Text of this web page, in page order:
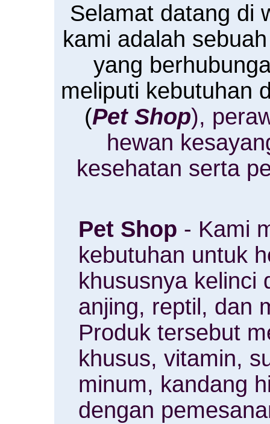
Selamat datang di
kami adalah
yang
meliputi kebutuhan
(Pet Shop),
hewan
kesehatan serta
Pet Shop - Kami
kebutuhan untuk
khususnya kelinci
anjing, reptil, dan
Produk tersebut
khusus, vitamin,
minum, kandang
dengan